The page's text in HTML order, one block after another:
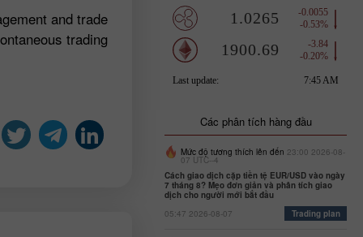
and trade
trading
Các phân tích hàng đầu
Mức độ tương thích lên đến 23:00 2026-08-
07 UTC--4
Cách giao dịch cặp tiền tệ EUR/USD vào ngày
7 tháng 8? Mẹo đơn giản và phân tích giao
dịch cho người mới bắt đầu
05:47 2026-08-07
Trading plan